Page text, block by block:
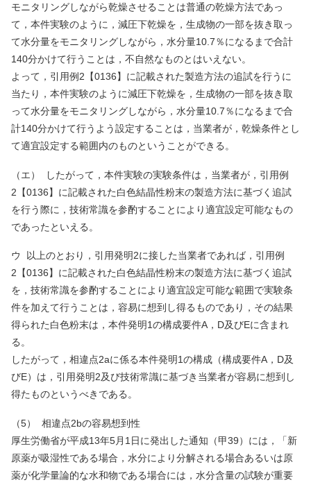
モニタリングしながら乾燥させることは普通の乾燥方法であっ
て，本件実験のように，減圧下乾燥を，生成物の一部を抜き取っ
て水分量をモニタリングしながら，水分量10.7％になるまで合計
140分かけて行うことは，不自然なものとはいえない。
よって，引用例 2 【0136】に記載された製造方法の追試を行うに
当たり，本件実験のように減圧下乾燥を，生成物の一部を抜き取
って水分量をモニタリングしながら，水分量10.7％になるまで合
計140分かけて行うよう設定することは，当業者が，乾燥条件とし
て適宜設定する範囲内のものということができる。
（エ）
したがって，本件実験の実験条件は，当業者が，引用例
2 【0136】に記載された白色結晶性粉末の製造方法に基づく追試
を行う際に，技術常識を参酌することにより適宜設定可能なもの
であったといえる。
ウ 以上のとおり，引用発明2に接した当業者であれば，引用例
2 【0136】に記載された白色結晶性粉末の製造方法に基づく追試
を，技術常識を参酌することにより適宜設定可能な範囲で実験条
件を加えて行うことは，容易に想到し得るものであり，その結果
得られた白色粉末は，本件発明1の構成要件A， D及びEに含まれ
る。
したがって，相違点2aに係る本件発明1の構成（構成要件A， D及
びE）は，引用発明2及び技術常識に基づき当業者が容易に想到し
得たものというべきである。
（5） 相違点2bの容易想到性
厚生労働省が平成13年5月 1日に発出した通知（甲39）には，「新
原薬が吸湿性である場合，水分により分解される場合あるいは原
薬が化学量論的な水和物である場合には，水分含量の試験が重要